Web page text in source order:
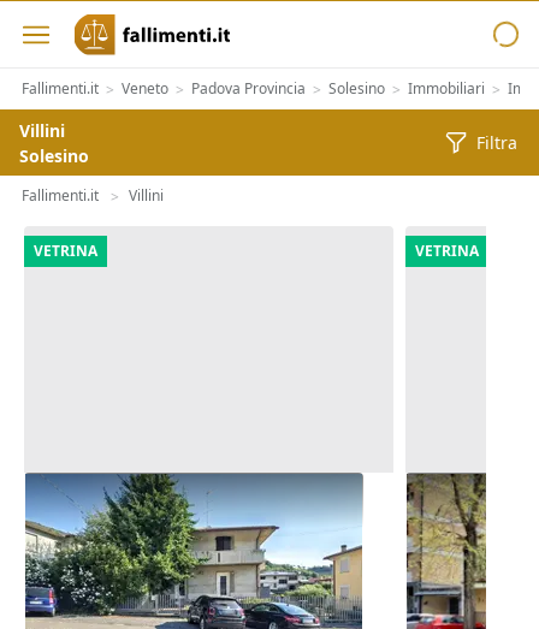
Fallimenti.it > Veneto > Padova Provincia > Solesino > Immobiliari >
Villini
Solesino
Filtra
Fallimenti.it > Villini
VETRINA
Asta Casa indipendente con corte
pertinenziale
Barbarano Mossano (Vicenza)
180.000 €
22/10/2026
VETRINA
Asta
Faenza
322.500 €
11/09/2026